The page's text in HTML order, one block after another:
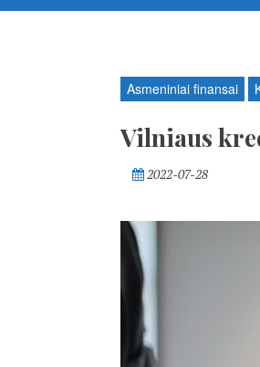
Asmeniniai finansai
Vilniaus
2022-07-28